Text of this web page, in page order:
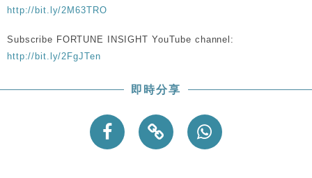
http://bit.ly/2M63TRO
Subscribe FORTUNE INSIGHT YouTube channel:
http://bit.ly/2FgJTen
即時分享